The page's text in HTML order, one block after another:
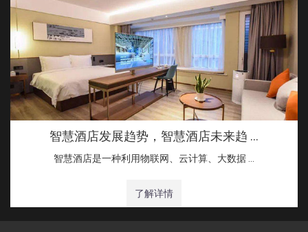
智慧酒店发展趋势，智慧酒店未来趋 …
智慧酒店是一种利用物联网、云计算、大数据 …
了解详情